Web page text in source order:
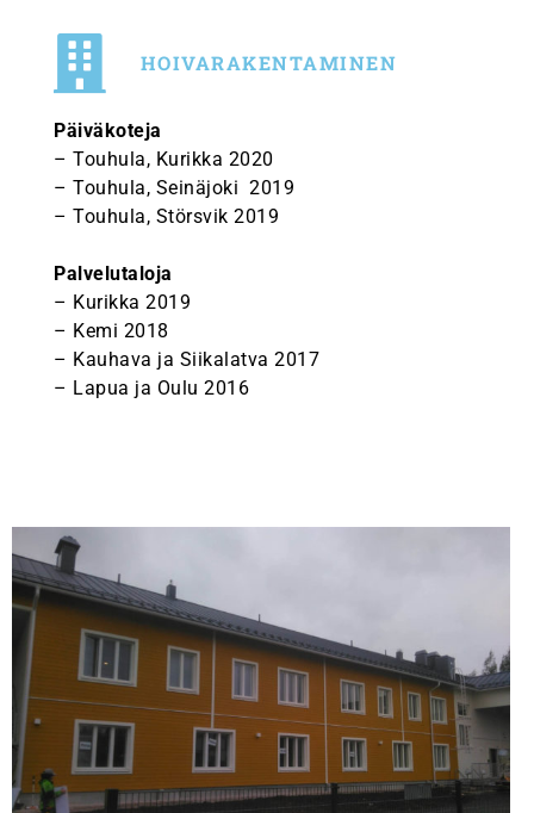
HOIVARAKENTAMINEN
Päiväkoteja
– Touhula, Kurikka 2020
– Touhula, Seinäjoki 2019
– Touhula, Störsvik 2019
Palvelutaloja
– Kurikka 2019
– Kemi 2018
– Kauhava ja Siikalatva 2017
– Lapua ja Oulu 2016